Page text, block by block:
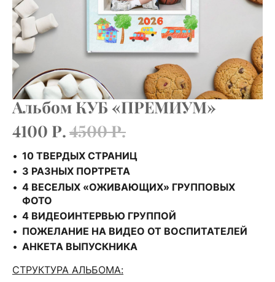
Альбом КУБ «ПРЕМИУМ»
4100 Р.4500 Р.
10 ТВЕРДЫХ СТРАНИЦ
3 РАЗНЫХ ПОРТРЕТА
4 ВЕСЕЛЫХ «ОЖИВАЮЩИХ» ГРУППОВЫХ
ФОТО
4 ВИДЕОИНТЕРВЬЮ ГРУППОЙ
ПОЖЕЛАНИЕ НА ВИДЕО ОТ ВОСПИТАТЕЛЕЙ
АНКЕТА ВЫПУСКНИКА
СТРУКТУРА АЛЬБОМА: